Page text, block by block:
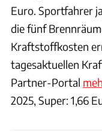
Euro. Sportfahrer
die fünf
Kraftstoffkosten
tagesaktuellen
Partner-Portal
2025, Super: 1,66